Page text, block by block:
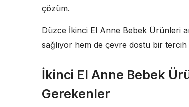
çözüm.
Düzce İkinci El Anne Bebek Ürünleri
sağlıyor hem de çevre dostu bir
İkinci El Anne Bebek
Gerekenler